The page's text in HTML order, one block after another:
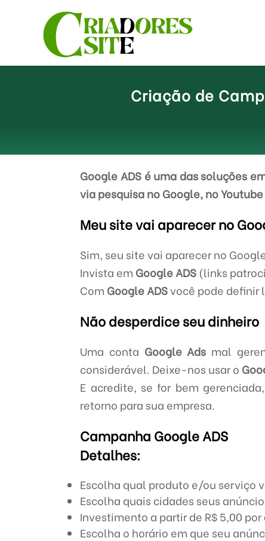
Criação de
Google ADS é uma das soluções
via pesquisa no Google, no
Meu site vai aparecer no
Sim, seu site vai aparecer no
Invista em Google ADS (links
Com Google ADSvocê pode definir
Não desperdice seu dinheiro
Uma conta Google Ads mal
considerável. Deixe-nos usar o
E acredite, se for bem
retorno para sua empresa.
Campanha Google ADS
Detalhes:
Escolha qual produto e/ou serviço
Escolha quais cidades seus
Investimento a partir de R$ 5,00 por
Escolha o horário em que seu